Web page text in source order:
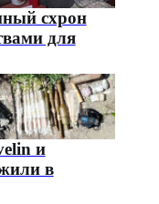
схрон
для
и
в